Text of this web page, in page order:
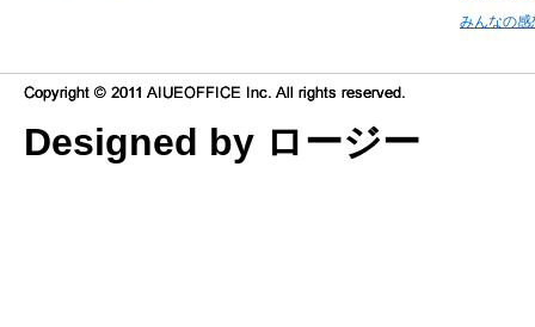
みんなの感
Designed by ロージー